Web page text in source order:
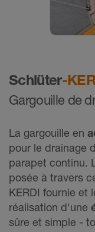
Schlüter-
Gargouille de
La gargouille en
pour le drainage
parapet continu.
posée à travers
KERDI fournie et
réalisation d'une
sûre et simple -